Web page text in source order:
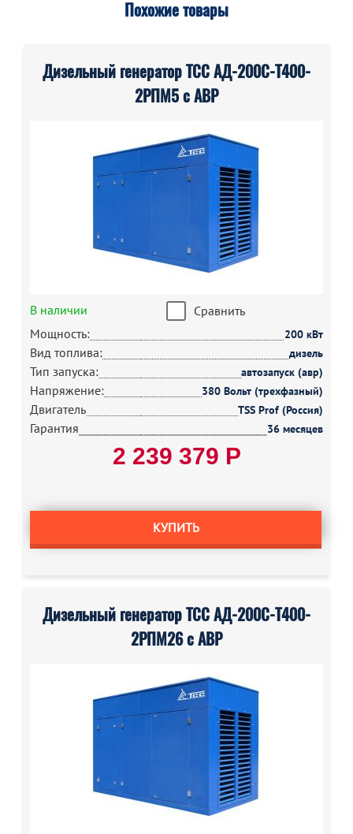
Похожие товары
Дизельный генератор ТСС АД-200С-Т400-
2РПМ5 с АВР
В наличии
Сравнить
Мощность:
200 кВт
Вид топлива: дизель
Тип запуска: автозапуск (авр)
Напряжение: 380 Вольт (трехфазный)
Двигатель TSS Prof (Россия)
Гарантия 36 месяцев
2 239 379 Р
КУПИТЬ
Дизельный генератор ТСС АД-200С-Т400-
2РПМ26 с АВР